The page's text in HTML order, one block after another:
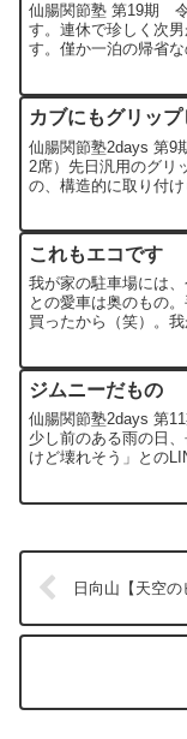
仙腸関節塾 第19期
す。連休で珍しく次
す。僅か一泊の帰省
カブにもグリッ
仙腸関節塾2days 第9
2席）先日汎用のグリ
の、構造的に取り付
これもエコです
我が家の駐車場には
との愛車は奥のもの
買ったから（笑）。
ジムニーだもの
仙腸関節塾2days 第
少し前のある雨の日
けど壊れそう」との
日向山【天空の